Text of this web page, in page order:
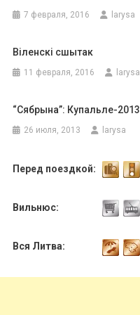
7 февраля, 2016 larysa
Віленскі сшытак
11 февраля, 2016 larysa
“Сябрына”: Купальле-2013
26 июля, 2013 larysa
Перед поездкой:
Вильнюс:
Вся Литва: